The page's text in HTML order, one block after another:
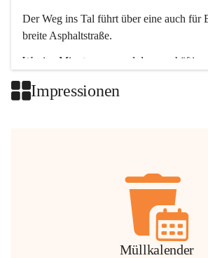
Der Weg ins Tal führt über eine auch für
breite Asphaltstraße.
Wenige Minuten nur, und das geschäftige
Impressionen
Müllkalender